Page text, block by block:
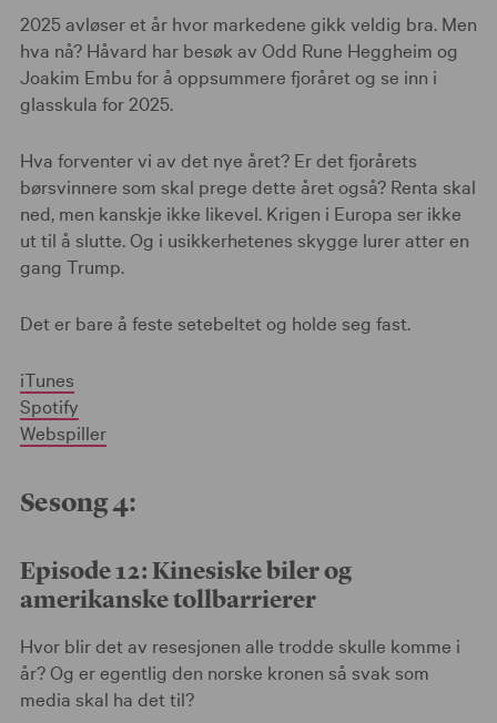
2025 avløser et år hvor markedene gikk veldig bra. Men
hva nå? Håvard har besøk av Odd Rune Heggheim og
Joakim Embu for å oppsummere fjoråret og se inn i
glasskula for 2025.
Hva forventer vi av det nye året? Er det fjorårets
børsvinnere som skal prege dette året også? Renta skal
ned, men kanskje ikke likevel. Krigen i Europa ser ikke
ut til å slutte. Og i usikkerhetenes skygge lurer atter en
gang Trump.
Det er bare å feste setebeltet og holde seg fast.
iTunes
Spotify
Webspiller
Sesong 4:
Episode 12: Kinesiske biler og
amerikanske tollbarrierer
Hvor blir det av resesjonen alle trodde skulle komme i
år? Og er egentlig den norske kronen så svak som
media skal ha det til?